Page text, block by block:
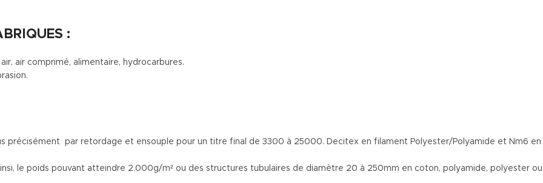
:
air comprimé, alimentaire, hydrocarbures.
précisément par retordage et ensouple pour un titre final de 3300 à 25000. Decitex en filament Polyester/Polyamide et Nm6 en
le poids pouvant atteindre 2.000g/m² ou des structures tubulaires de diamètre 20 à 250mm en coton, polyamide, polyester ou